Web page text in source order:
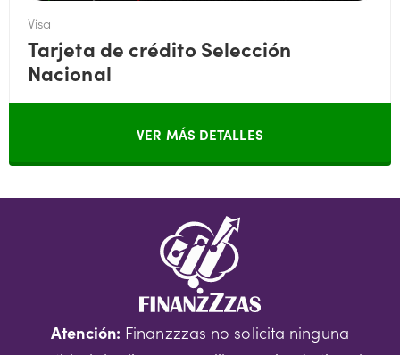
Visa
Tarjeta de crédito Selección
Nacional
VER MÁS DETALLES
Atención: Finanzzzas no solicita ninguna